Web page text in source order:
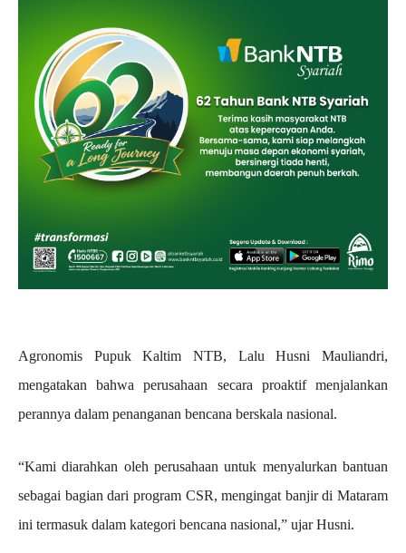
Agronomis Pupuk Kaltim NTB, Lalu Husni Mauliandri,
mengatakan bahwa perusahaan secara proaktif menjalankan
perannya dalam penanganan bencana berskala nasional.
“Kami diarahkan oleh perusahaan untuk menyalurkan bantuan
sebagai bagian dari program CSR, mengingat banjir di Mataram
ini termasuk dalam kategori bencana nasional,” ujar Husni.